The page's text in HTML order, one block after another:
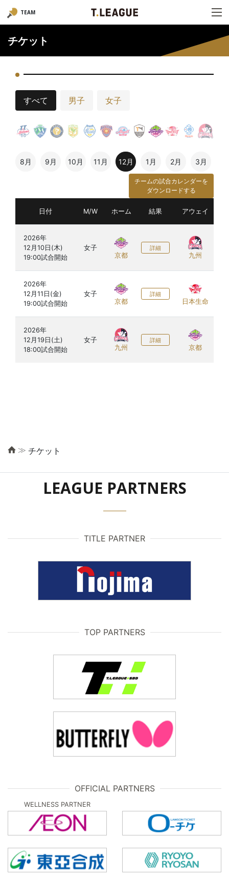
TEAM
チケット
すべて 男子 女子
8月 9月 10月 11月 12月 1月 2月 3月
チームの試合カレンダーを
ダウンロードする
日付 M/W ホーム 結果 アウェイ
2026年
12月10日(木)
女子
京都
詳細
九州
2026年
12月11日(金)
女子
京都
詳細
日本生命
2026年
12月19日(土)
女子
九州
詳細
京都
≫ チケット
LEAGUE PARTNERS
TITLE PARTNER
TOP PARTNERS
OFFICIAL PARTNERS
WELLNESS PARTNER